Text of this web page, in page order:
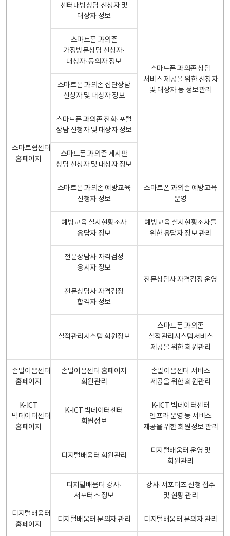
스마트쉼센터
홈페이지
센터내방상담 신청자 및
대상자 정보
스마트폰 과의존 상담
서비스 제공을 위한 신청자
및 대상자 등 정보관리
스마트폰 과의존
가정방문상담 신청자·
대상자·동의자 정보
스마트폰 과의존 집단상담
신청자 및 대상자 정보
스마트폰 과의존 전화·포털
상담 신청자 및 대상자 정보
스마트폰 과의존 게시판
상담 신청자 및 대상자 정보
스마트폰 과의존 예방교육
신청자 정보
스마트폰 과의존 예방교육
운영
예방교육 실시현황조사
응답자 정보
예방교육 실시현황조사를
위한 응답자 정보 관리
전문상담사 자격검정
응시자 정보
전문상담사 자격검정 운영
전문상담사 자격검정
합격자 정보
실적관리시스템 회원정보
스마트폰 과의존
실적관리시스템서비스
제공을 위한 회원관리
손말이음센터
홈페이지
손말이음센터 홈페이지
회원관리
손말이음센터 서비스
제공을 위한 회원관리
K-ICT
빅데이터센터
홈페이지
K-ICT 빅데이터센터
회원정보
K-ICT 빅데이터센터
인프라 운영 등 서비스
제공을 위한 회원정보 관리
디지털배움터
홈페이지
디지털배움터 회원관리
디지털배움터 운영 및
회원관리
디지털배움터 강사·
서포터즈 정보
강사·서포터즈 신청 접수
및 현황 관리
디지털배움터 문의자 관리 디지털배움터 문의자 관리